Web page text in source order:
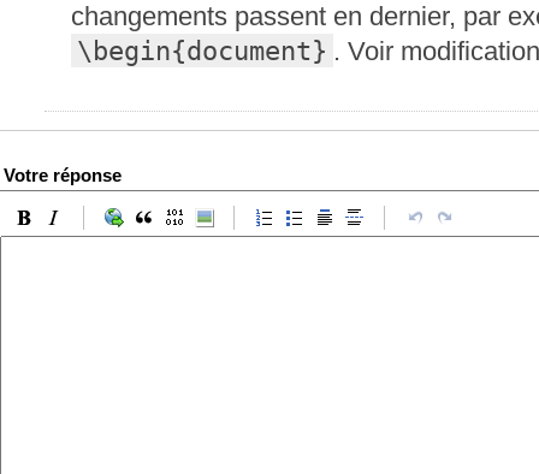
changements passent en dernier, par
\begin{document} . Voir
Votre réponse